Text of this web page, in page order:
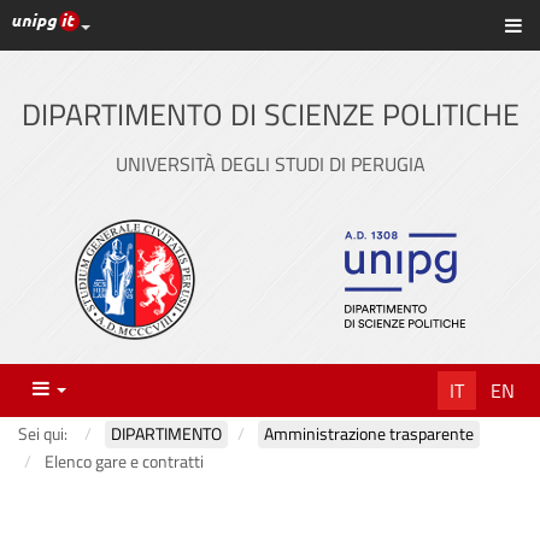
Vai
al
principale
Link ai principali servizi web di Ateneo
DIPARTIMENTO DI SCIENZE POLITICHE
UNIVERSITÀ DEGLI STUDI DI PERUGIA
Menu IT EN
Sei qui: DIPARTIMENTO
Amministrazione trasparente
Elenco gare e contratti